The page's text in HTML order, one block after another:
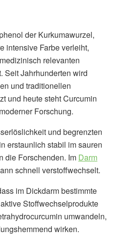
der Kurkumawurzel,
intensive Farbe verleiht,
relevanten
Seit Jahrhunderten wird
und traditionellen
und heute steht Curcumin
Forschung.
und begrenzten
erstaunlich stabil im sauren
die Forschenden. Im Darm
schnell verstoffwechselt.
im Dickdarm bestimmte
Stoffwechselprodukte
umwandeln,
wirken.